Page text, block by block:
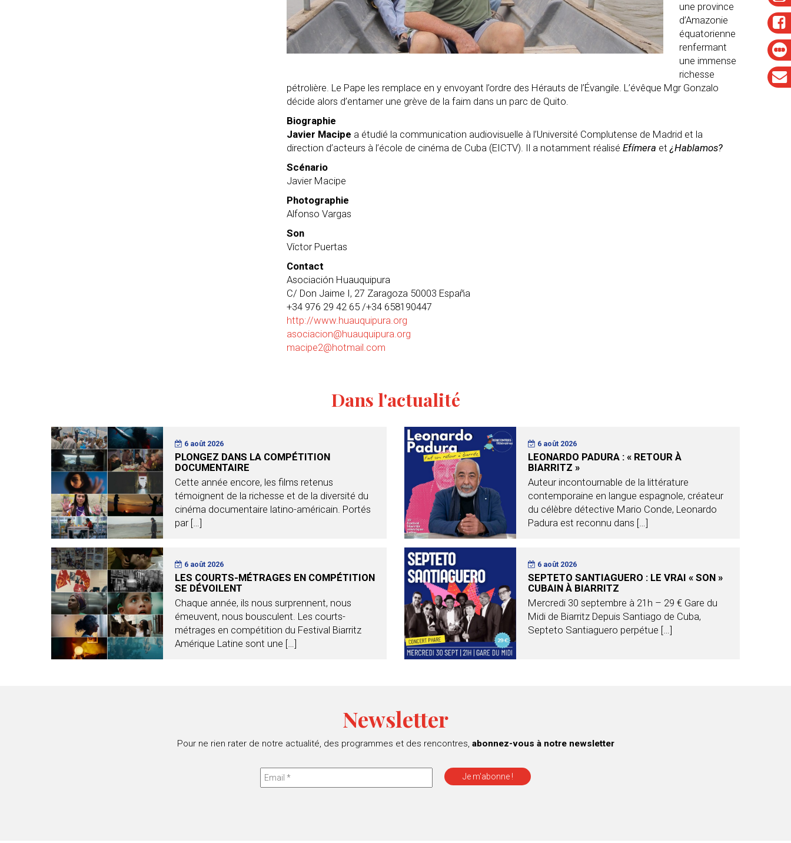
une province
d’Amazonie
équatorienne
renfermant
une immense
richesse
pétrolière. Le Pape les remplace en y envoyant l’ordre des Hérauts de l’Évangile. L’évêque Mgr Gonzalo
décide alors d’entamer une grève de la faim dans un parc de Quito.
Biographie
Javier Macipe a étudié la communication audiovisuelle à l’Université Complutense de Madrid et la
direction d’acteurs à l’école de cinéma de Cuba (EICTV). Il a notamment réalisé Efímera et¿Hablamos?
Scénario
Javier Macipe
Photographie
Alfonso Vargas
Son
Víctor Puertas
Contact
Asociación Huauquipura
C/ Don Jaime I, 27 Zaragoza 50003 España
+34 976 29 42 65 /+34 658190447
http://www.huauquipura.org
asociacion@huauquipura.org
macipe2@hotmail.com
Dans l'actualité
6 août 2026
PLONGEZ DANS LA COMPÉTITION
DOCUMENTAIRE
Cette année encore, les films retenus
témoignent de la richesse et de la diversité du
cinéma documentaire latino-américain. Portés
par […]
6 août 2026
LEONARDO PADURA : « RETOUR À
BIARRITZ »
Auteur incontournable de la littérature
contemporaine en langue espagnole, créateur
du célèbre détective Mario Conde, Leonardo
Padura est reconnu dans […]
6 août 2026
LES COURTS-MÉTRAGES EN COMPÉTITION
SE DÉVOILENT
Chaque année, ils nous surprennent, nous
émeuvent, nous bousculent. Les courts-
métrages en compétition du Festival Biarritz
Amérique Latine sont une […]
6 août 2026
SEPTETO SANTIAGUERO : LE VRAI « SON »
CUBAIN À BIARRITZ
Mercredi 30 septembre à 21h – 29 € Gare du
Midi de Biarritz Depuis Santiago de Cuba,
Septeto Santiaguero perpétue […]
Newsletter
Pour ne rien rater de notre actualité, des programmes et des rencontres, abonnez-vous à notre newsletter